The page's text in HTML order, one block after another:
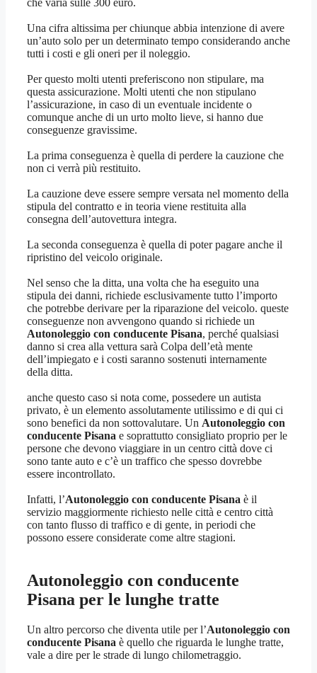
che varia sulle 300 euro.
Una cifra altissima per chiunque abbia intenzione di avere
un’auto solo per un determinato tempo considerando anche
tutti i costi e gli oneri per il noleggio.
Per questo molti utenti preferiscono non stipulare, ma
questa assicurazione. Molti utenti che non stipulano
l’assicurazione, in caso di un eventuale incidente o
comunque anche di un urto molto lieve, si hanno due
conseguenze gravissime.
La prima conseguenza è quella di perdere la cauzione che
non ci verrà più restituito.
La cauzione deve essere sempre versata nel momento della
stipula del contratto e in teoria viene restituita alla
consegna dell’autovettura integra.
La seconda conseguenza è quella di poter pagare anche il
ripristino del veicolo originale.
Nel senso che la ditta, una volta che ha eseguito una
stipula dei danni, richiede esclusivamente tutto l’importo
che potrebbe derivare per la riparazione del veicolo. queste
conseguenze non avvengono quando si richiede un
Autonoleggio con conducente Pisana, perché qualsiasi
danno si crea alla vettura sarà Colpa dell’età mente
dell’impiegato e i costi saranno sostenuti internamente
della ditta.
anche questo caso si nota come, possedere un autista
privato, è un elemento assolutamente utilissimo e di qui ci
sono benefici da non sottovalutare. Un Autonoleggio con
conducente Pisana e soprattutto consigliato proprio per le
persone che devono viaggiare in un centro città dove ci
sono tante auto e c’è un traffico che spesso dovrebbe
essere incontrollato.
Infatti, l’Autonoleggio con conducente Pisana è il
servizio maggiormente richiesto nelle città e centro città
con tanto flusso di traffico e di gente, in periodi che
possono essere considerate come altre stagioni.
Autonoleggio con conducente
Pisana per le lunghe tratte
Un altro percorso che diventa utile per l’Autonoleggio con
conducente Pisana è quello che riguarda le lunghe tratte,
vale a dire per le strade di lungo chilometraggio.